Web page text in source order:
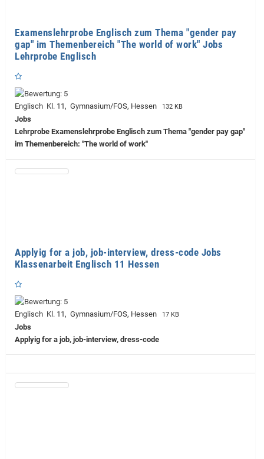
Examenslehrprobe Englisch zum Thema "gender pay
gap" im Themenbereich "The world of work" Jobs
Lehrprobe Englisch
Englisch Kl. 11, Gymnasium/FOS, Hessen 132 KB
Jobs
Lehrprobe Examenslehrprobe Englisch zum Thema "gender pay gap"
im Themenbereich: "The world of work"
Applyig for a job, job-interview, dress-code Jobs
Klassenarbeit Englisch 11 Hessen
Englisch Kl. 11, Gymnasium/FOS, Hessen 17 KB
Jobs
Applyig for a job, job-interview, dress-code